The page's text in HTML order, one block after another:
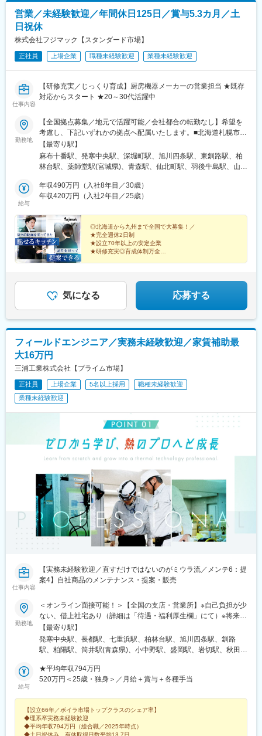
営業／未経験歓迎／年間休日125日／賞与5.3カ月／土
日祝休
株式会社フジマック【スタンダード市場】
正社員 上場企業 職種未経験歓迎 業種未経験歓迎
仕事内容
【研修充実／じっくり育成】厨房機器メーカーの営業担当 ★既存
対応からスタート ★20～30代活躍中
勤務地
【全国拠点募集／地元で活躍可能／会社都合の転勤なし】希望を
考慮し、下記いずれかの拠点へ配属いたします。■北海道札幌市／
函館市／旭川市／釧路市／帯広市■東北宮城県／青森県／岩手県／
秋田県／山形県／福島県■関東東京都（港区・台東区・中野区・八
王子市・小平市）／千葉県（千葉市・柏市・船橋市）／神奈川県
県／茨城県■中部静岡県（静岡市・三島市・浜松市）／愛知県（名
古屋市・岡崎市）／山梨県／富山県／石川県／新潟県／長野県
市）／京都府／兵庫県（神戸市・姫路市）／和歌山県／三重県■中
国・四国広島県（広島市、福山市）／島根県／岡山県／山口県／
香川県／徳島県／愛媛県／高知県■九州・沖縄福岡県（福岡市・北
九州市）／佐賀県／長崎県／熊本県／大分県／宮崎県／鹿児島県
／沖縄県※転勤は必ず相談の上、決定いたします（基本同じエリア
場完備）※受動喫煙対策：オフィス内禁煙
【最寄り駅】
麻布十番駅、発寒中央駅、深堀町駅、旭川四条駅、東釧路駅、柏
林台駅、薬師堂駅(宮城県)、青森駅、仙北町駅、羽後牛島駅、山形
駅、甲府駅、上尾駅、葭川公園駅、大神宮下駅、柏駅、新御徒町
駅、落合駅(東京都)、京王八王子駅、青梅街道駅、上大岡駅、元住
県)、南富山駅、上諸江駅、新福井駅、岐南駅、六名駅、東松阪
駅、越後石山駅、豊津駅(大阪府)、萩原天神駅、くいな橋駅、和田
岬駅、亀山駅(兵庫県)、田井ノ瀬駅、下祇園駅、東福山駅、松江
駅、備前西市駅、周防下郷駅、香西駅、吉成駅、鎌田駅、薊野
駅、大橋駅(福岡県)、競馬場前駅(福岡県)、鍋島駅、住吉駅(長崎
駅、西松本駅、田原町駅(東京都)、新井薬師前駅、港南中央駅、江
坂駅、竹田駅(京都府)、竹下駅、守恒駅、南鹿児島駅、蔵前駅、東
給与
年収490万円（入社8年目／30歳）
年収420万円（入社2年目／25歳）
◎北海道から九州まで全国で大募集！／
★完全週休2日制
★設立70年以上の安定企業
★研修充実◎育成体制万全
スタンダード上場企業で築く安定のキャリア。
気になる 応募する
フィールドエンジニア／実務未経験歓迎／家賃補助最
大16万円
三浦工業株式会社【プライム市場】
正社員 上場企業 5名以上採用
職種未経験歓迎
業種未経験歓迎
仕事内容
【実務未経験歓迎／直すだけではないのがミウラ流／メンテ6：提
案4】自社商品のメンテナンス・提案・販売
勤務地
＜オンライン面接可能！＞【全国の支店・営業所】※自己負担が少
ない、借上社宅あり（詳細は「待遇・福利厚生欄」にて）※将来的
に転居を伴う転勤（全国）はありますが、初任地はエリア単位
【北海道／東北／関東／甲信越／東海・北陸／近畿／中四国／九
州・沖縄】で可能な限り希望を考慮しています。北海道、青森
県、群馬県、埼玉県、千葉県、東京都、神奈川県、山梨県、岐阜
県、静岡県、愛知県、三重県、新潟県、富山県、石川県、福井
県、鳥取県、島根県、岡山県、広島県、山口県、徳島県、香川
県、愛媛県、高知県、福岡県、佐賀県、長崎県、熊本県、大分
県、宮崎県、鹿児島県、沖縄県※受動喫煙対策あり
【最寄り駅】
発寒中央駅、長都駅、七重浜駅、柏林台駅、旭川四条駅、釧路
駅、柏陽駅、筒井駅(青森県)、小中野駅、盛岡駅、岩切駅、秋田
岩駅、石神井公園駅、北野駅(東京都)、高輪ゲートウェイ駅、セン
ター南駅、本厚木駅、湘南台駅、大宮公園駅、熊谷駅、大袋駅、
県)、国母駅、新潟駅、北長岡駅、春日山駅、北長野駅、村井駅、
南富山駅、西金沢駅、越前新保駅、尾張星の宮駅、船町駅、春日
井駅(中央本線)、左京山駅、東刈谷駅、岐南駅、春日町駅、沼津
給与
★平均年収794万円
520万円＜25歳・独身＞／月給＋賞与＋各種手当
【設立66年／ボイラ市場トップクラスのシェア率】
◆理系卒実務未経験歓迎
◆平均年収794万円（総合職／2025年時点）
◆土日祝休み、有休取得日数平均13.7日